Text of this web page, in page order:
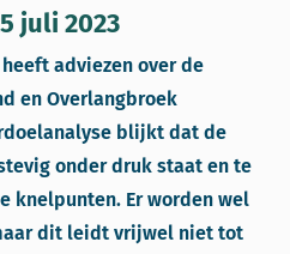
juli 2023
adviezen over de
en Overlangbroek
blijkt dat de
onder druk staat en te
knelpunten. Er worden wel
dit leidt vrijwel niet tot